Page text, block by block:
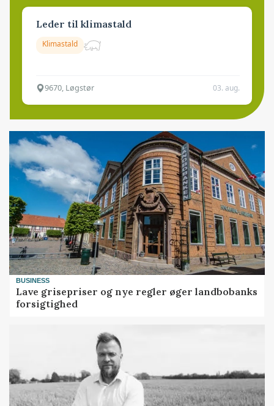
Leder til klimastald
Klimastald
9670, Løgstør 03. aug.
BUSINESS
Lave grisepriser og nye regler øger landbobanks
forsigtighed